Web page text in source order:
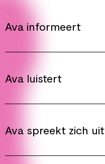
Ava informeert
Ava luistert
Ava spreekt zich uit